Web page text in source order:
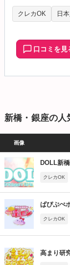
クレカOK 日
口コミを見
新橋・銀座の人
画像
DOLL新橋
クレカOK
ぱぴぷぺ
クレカOK
高まり研